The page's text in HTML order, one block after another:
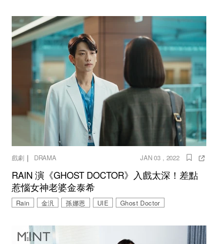
戲劇｜ DRAMA JAN 03 , 2022
RAIN 演《GHOST DOCTOR》入戲太深！差點
惹惱女神老婆金泰希
Rain 金汎 孫娜恩 UIE Ghost Doctor